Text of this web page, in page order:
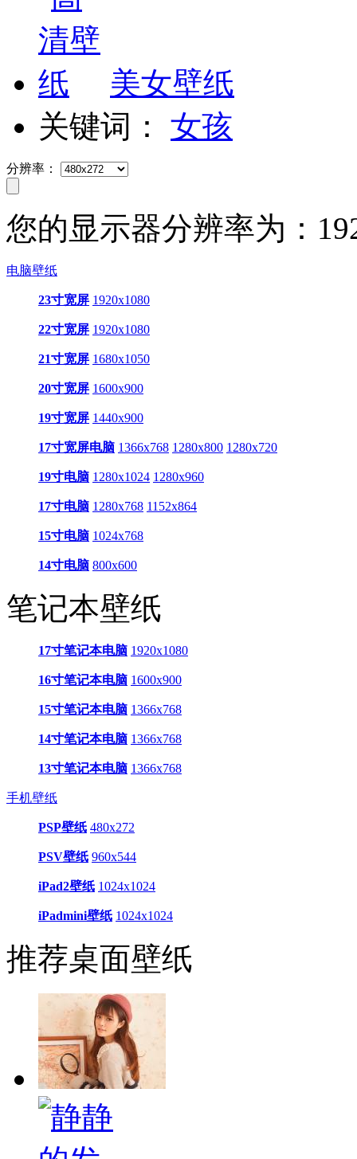
美女壁纸
关键词： 女孩
分辨率：
您的显示器分辨率为：
电脑壁纸
23寸宽屏 1920x1080
22寸宽屏 1920x1080
21寸宽屏 1680x1050
20寸宽屏 1600x900
19寸宽屏 1440x900
17寸宽屏电脑 1366x768 1280x800 1280x720
19寸电脑 1280x1024 1280x960
17寸电脑 1280x768 1152x864
15寸电脑 1024x768
14寸电脑 800x600
笔记本壁纸
17寸笔记本电脑 1920x1080
16寸笔记本电脑 1600x900
15寸笔记本电脑 1366x768
14寸笔记本电脑 1366x768
13寸笔记本电脑 1366x768
手机壁纸
PSP壁纸 480x272
PSV壁纸 960x544
iPad2壁纸 1024x1024
iPadmini壁纸 1024x1024
推荐桌面壁纸